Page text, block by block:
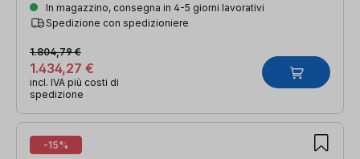
In magazzino, consegna in 4-5 giorni lavorativi
Spedizione con spedizioniere
1.434,27 €
1.804,79 €
incl. IVA più costi di
spedizione
-15%